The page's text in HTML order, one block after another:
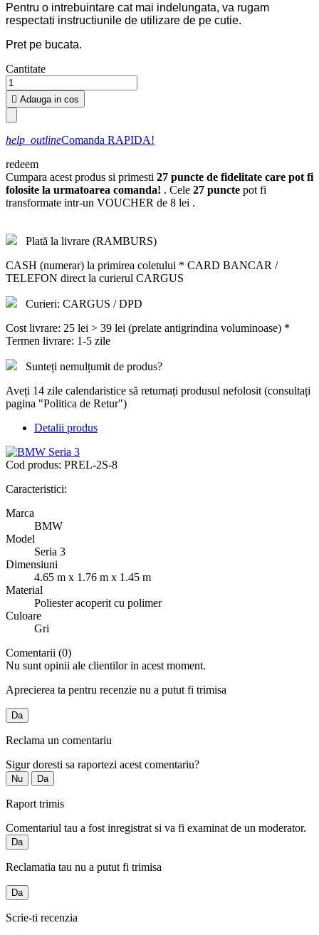
Pentru o intrebuintare cat mai indelungata, va rugam
respectati instructiunile de utilizare de pe cutie.
Pret pe bucata.
Cantitate
 Adauga in cos
help_outlineComanda RAPIDA!
redeem
Cumpara acest produs si primesti 27 puncte de fidelitate care pot fi
folosite la urmatoarea comanda! . Cele 27 puncte pot fi
transformate intr-un VOUCHER de 8 lei .
Plată la livrare (RAMBURS)
CASH (numerar) la primirea coletului * CARD BANCAR /
TELEFON direct la curierul CARGUS
Curieri: CARGUS / DPD
Cost livrare: 25 lei > 39 lei (prelate antigrindina voluminoase) *
Termen livrare: 1-5 zile
Sunteți nemulțumit de produs?
Aveți 14 zile calendaristice să returnați produsul nefolosit (consultați
pagina "Politica de Retur")
Detalii produs
Cod produs: PREL-2S-8
Caracteristici:
Marca
BMW
Model
Seria 3
Dimensiuni
4.65 m x 1.76 m x 1.45 m
Material
Poliester acoperit cu polimer
Culoare
Gri
Comentarii (0)
Nu sunt opinii ale clientilor in acest moment.
Aprecierea ta pentru recenzie nu a putut fi trimisa
Da
Reclama un comentariu
Sigur doresti sa raportezi acest comentariu?
Nu Da
Raport trimis
Comentariul tau a fost inregistrat si va fi examinat de un moderator.
Da
Reclamatia tau nu a putut fi trimisa
Da
Scrie-ti recenzia